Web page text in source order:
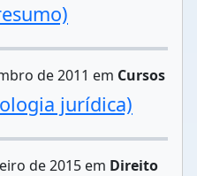
de 2011 em Cursos
jurídica)
de 2015 em Direito